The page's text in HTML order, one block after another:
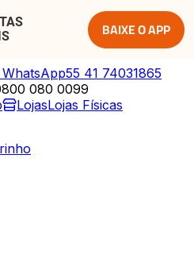
BAIXE O APP
55 41 74031865
080 0099
LojasLojas Físicas